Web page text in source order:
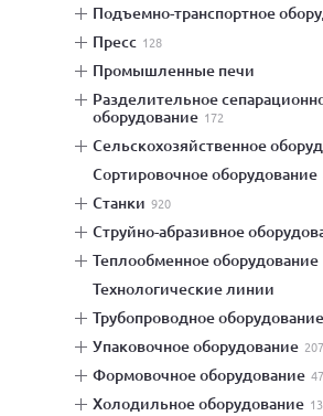
подъемно-транспортное
пресс 128
промышленные печи
разделительное сепарационное
оборудование 172
сельскохозяйственное
сортировочное оборудование
станки 920
струйно-абразивное
теплообменное оборудование
технологические линии
трубопроводное оборудование
упаковочное оборудование 207
формовочное оборудование 47
холодильное оборудование